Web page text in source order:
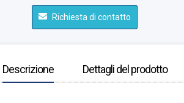
Richiesta di contatto
Descrizione Dettagli del prodotto